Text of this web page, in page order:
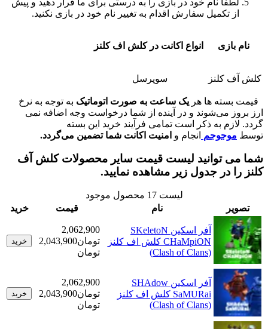
تکمیل سفارش اقدام به تغییر نام خود در بازی نکنید.
انواع اکانت در کلش اف کلنز
ها هریک ساعت به صورت اتوماتیکبه توجه به نرخ
می‌شوند و در آینده از شما درخواست وجه اضافه نمی
به ذکر است تمامی فرآیند خرید این بسته
انجام وامنیت اکانت شما تضمین می‌گردد.
توانید لیست قیمت سایر محصولات کلش آف
در جدول زیر مشاهده نمایید.
محصول موجود
خرید
آفر اسکین SKeletoN
CHaMpiON کلش اف کلنز
(Clash of Clans)
2,062,900
تومان2,043,900
خرید
آفر اسکین SHAdow
SaMURai کلش اف کلنز
(Clash of Clans)
2,062,900
تومان
2,043,900
خرید